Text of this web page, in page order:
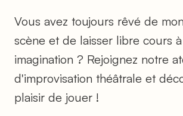
Vous avez toujours rêvé de
scène et de laisser libre cours
imagination ? Rejoignez notre
d'improvisation théâtrale et
plaisir de jouer !